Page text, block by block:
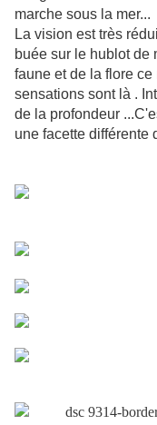
marche sous la mer...
La vision est très
buée sur le hublot de
faune et de la flore
sensations sont là .
de la profondeur
une facette différente